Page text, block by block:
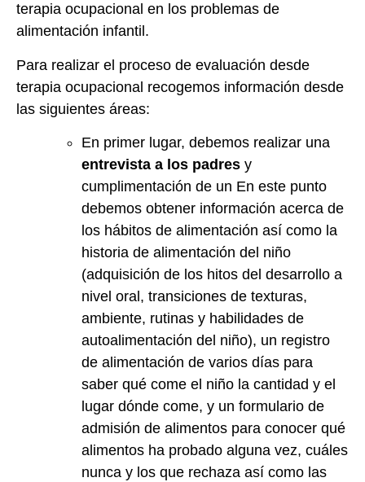
terapia ocupacional en los problemas de
alimentación infantil.
Para realizar el proceso de evaluación desde
terapia ocupacional recogemos información desde
las siguientes áreas:
En primer lugar, debemos realizar una
entrevista a los padres y
cumplimentación de un En este punto
debemos obtener información acerca de
los hábitos de alimentación así como la
historia de alimentación del niño
(adquisición de los hitos del desarrollo a
nivel oral, transiciones de texturas,
ambiente, rutinas y habilidades de
autoalimentación del niño), un registro
de alimentación de varios días para
saber qué come el niño la cantidad y el
lugar dónde come, y un formulario de
admisión de alimentos para conocer qué
alimentos ha probado alguna vez, cuáles
nunca y los que rechaza así como las